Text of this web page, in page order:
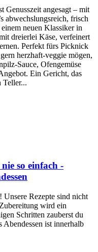
Genusszeit angesagt – mit
abwechslungsreich, frisch
neuen Klassiker in
dreierlei Käse, verfeinert
Perfekt fürs Picknick
herzhaft-veggie mögen,
Sauce, Ofengemüse
Ein Gericht, das
Teller...
so einfach -
Unsere Rezepte sind nicht
wird ein
Schritten zauberst du
ist innerhalb